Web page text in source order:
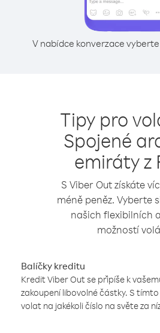
V nabídce konverzace
Tipy pro
Spojené
emiráty z
S Viber Out získáte
méně peněz. Vyberte
našich flexibilních
možností
Balíčky kreditu
Kredit Viber Out se připíše k
zakoupení libovolné částky. S
volat na jakékoli číslo na světe za